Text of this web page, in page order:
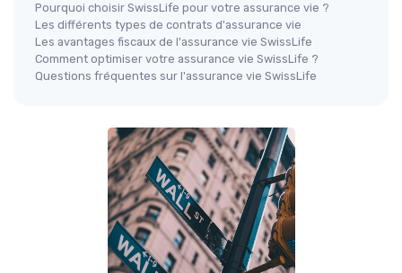
Pourquoi choisir SwissLife pour votre assurance vie ?
Les différents types de contrats d'assurance vie
Les avantages fiscaux de l'assurance vie SwissLife
Comment optimiser votre assurance vie SwissLife ?
Questions fréquentes sur l'assurance vie SwissLife